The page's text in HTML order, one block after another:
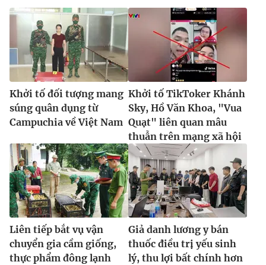
Khởi tố đối tượng mang
súng quân dụng từ
Campuchia về Việt Nam
Khởi tố TikToker Khánh
Sky, Hồ Văn Khoa, "Vua
Quạt" liên quan mâu
thuẫn trên mạng xã hội
Liên tiếp bắt vụ vận
chuyển gia cầm giống,
thực phẩm đông lạnh
Giả danh lương y bán
thuốc điều trị yếu sinh
lý, thu lợi bất chính hơn